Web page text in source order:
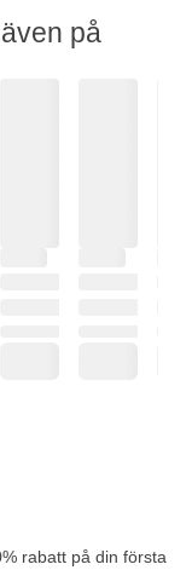
på
rabatt på din första